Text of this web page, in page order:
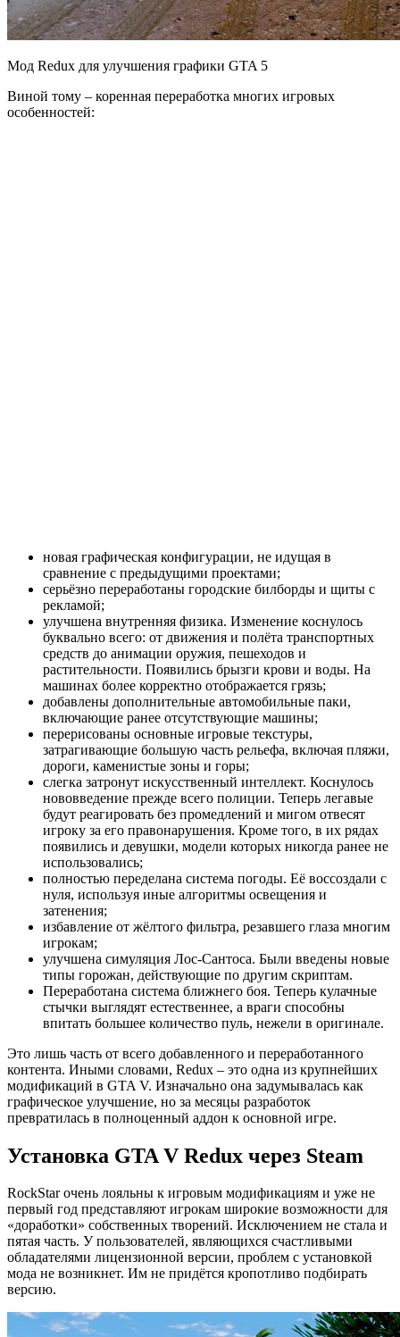
Мод Redux для улучшения графики GTA 5
Виной тому – коренная переработка многих игровых
особенностей:
новая графическая конфигурации, не идущая в
сравнение с предыдущими проектами;
серьёзно переработаны городские билборды и щиты с
рекламой;
улучшена внутренняя физика. Изменение коснулось
буквально всего: от движения и полёта транспортных
средств до анимации оружия, пешеходов и
растительности. Появились брызги крови и воды. На
машинах более корректно отображается грязь;
добавлены дополнительные автомобильные паки,
включающие ранее отсутствующие машины;
перерисованы основные игровые текстуры,
затрагивающие большую часть рельефа, включая пляжи,
дороги, каменистые зоны и горы;
слегка затронут искусственный интеллект. Коснулось
нововведение прежде всего полиции. Теперь легавые
будут реагировать без промедлений и мигом отвесят
игроку за его правонарушения. Кроме того, в их рядах
появились и девушки, модели которых никогда ранее не
использовались;
полностью переделана система погоды. Её воссоздали с
нуля, используя иные алгоритмы освещения и
затенения;
избавление от жёлтого фильтра, резавшего глаза многим
игрокам;
улучшена симуляция Лос-Сантоса. Были введены новые
типы горожан, действующие по другим скриптам.
Переработана система ближнего боя. Теперь кулачные
стычки выглядят естественнее, а враги способны
впитать большее количество пуль, нежели в оригинале.
Это лишь часть от всего добавленного и переработанного
контента. Иными словами, Redux – это одна из крупнейших
модификаций в GTA V. Изначально она задумывалась как
графическое улучшение, но за месяцы разработок
превратилась в полноценный аддон к основной игре.
Установка GTA V Redux через Steam
RockStar очень лояльны к игровым модификациям и уже не
первый год представляют игрокам широкие возможности для
«доработки» собственных творений. Исключением не стала и
пятая часть. У пользователей, являющихся счастливыми
обладателями лицензионной версии, проблем с установкой
мода не возникнет. Им не придётся кропотливо подбирать
версию.